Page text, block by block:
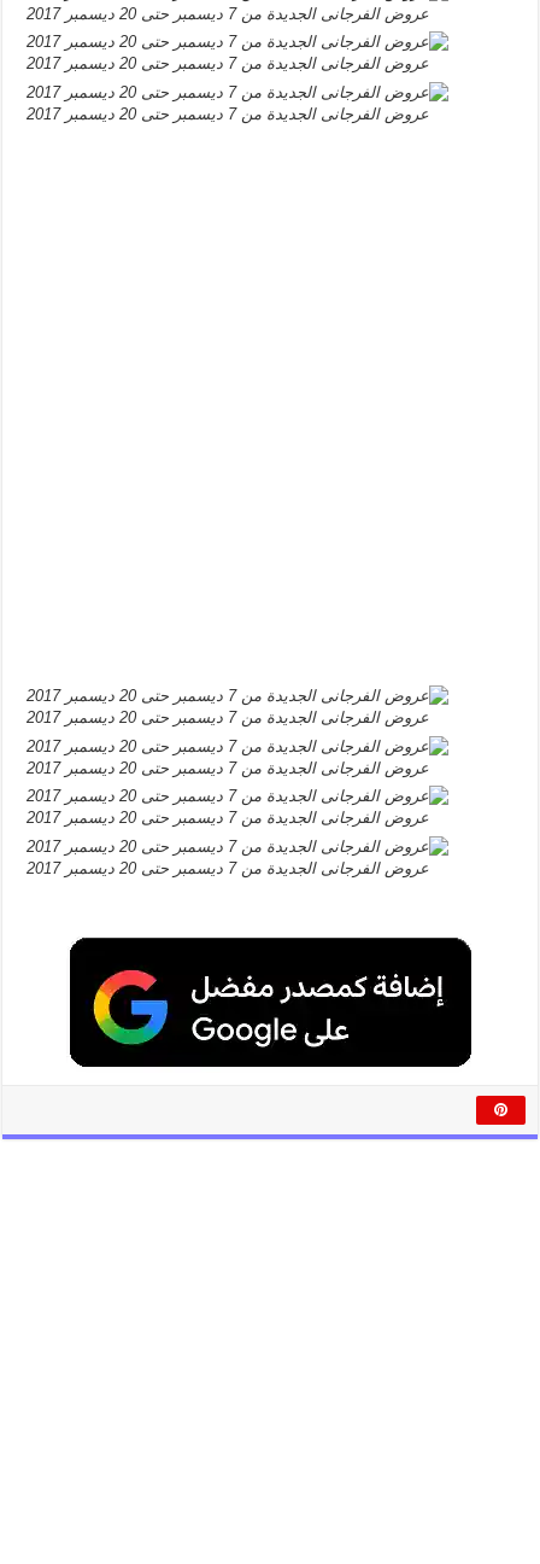
عروض الفرجانى الجديدة من 7 ديسمبر حتى 20 ديسمبر 2017
عروض الفرجانى الجديدة من 7 ديسمبر حتى 20 ديسمبر 2017
عروض الفرجانى الجديدة من 7 ديسمبر حتى 20 ديسمبر 2017
عروض الفرجانى الجديدة من 7 ديسمبر حتى 20 ديسمبر 2017
عروض الفرجانى الجديدة من 7 ديسمبر حتى 20 ديسمبر 2017
عروض الفرجانى الجديدة من 7 ديسمبر حتى 20 ديسمبر 2017
عروض الفرجانى الجديدة من 7 ديسمبر حتى 20 ديسمبر 2017